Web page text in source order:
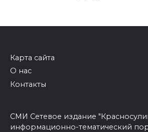
Карта сайта
О нас
Контакты
СМИ Сетевое издание
информационно-тематический